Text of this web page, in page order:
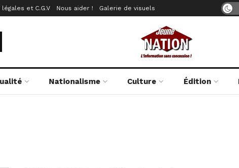
et C.G.V Nous aider ! Galerie de visuels
Nationalisme Culture Édition